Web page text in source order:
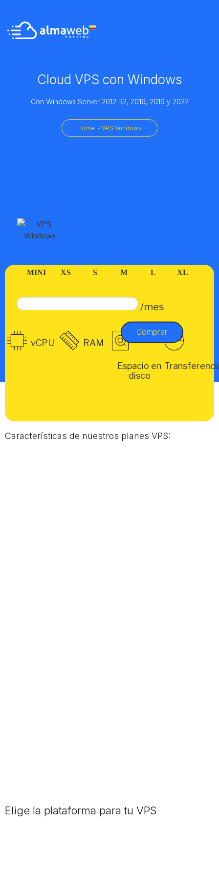
Cloud VPS con Windows
Con Windows Server 2012 R2, 2016, 2019 y 2022
Home ~ VPS Windows
MINI XS S M L XL
vCPU RAM
Espacio en
disco
/mes
Comprar
Características de nuestros planes VPS:
Elige la plataforma para tu VPS